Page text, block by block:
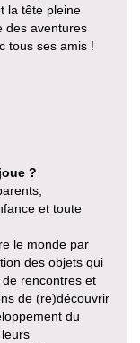
la tête pleine
des aventures
tous ses amis !
?
et toute
le monde par
des objets qui
de rencontres et
de (re)découvrir
du